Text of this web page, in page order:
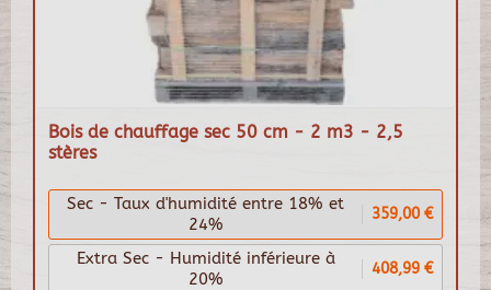
Bois de chauffage sec 50 cm - 2 m3 - 2,5
stères
Sec - Taux d'humidité entre 18% et
24%
359,00 €
Extra Sec - Humidité inférieure à
20%
408,99 €